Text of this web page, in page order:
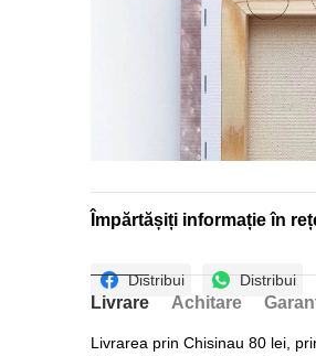
Împărtășiți informație în
Distribui Distribui
Livrare Achitare
Livrarea prin Chisinau 80 lei,